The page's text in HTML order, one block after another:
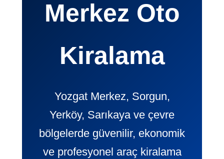
Merkez Oto
Kiralama
Yozgat Merkez, Sorgun,
Yerköy, Sarıkaya ve çevre
bölgelerde güvenilir, ekonomik
ve profesyonel araç kiralama